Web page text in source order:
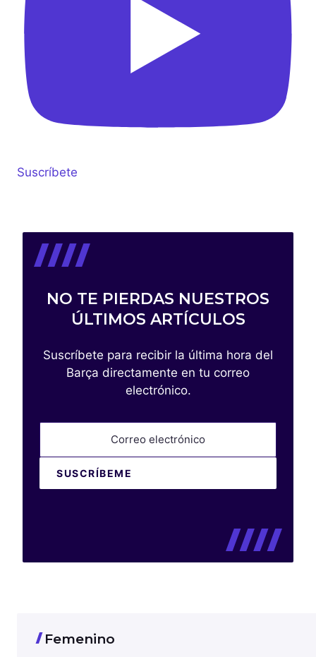
Suscríbete
NO TE PIERDAS NUESTROS
ÚLTIMOS ARTÍCULOS
Suscríbete para recibir la última hora del
Barça directamente en tu correo
electrónico.
Correo electrónico
SUSCRÍBEME
Femenino